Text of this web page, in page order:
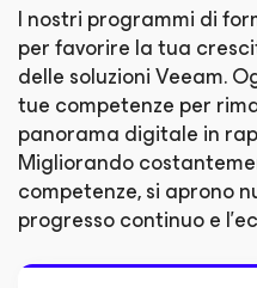
I nostri programmi di
per favorire la tua
delle soluzioni Veeam.
tue competenze per
panorama digitale in
Migliorando
competenze, si aprono
progresso continuo e